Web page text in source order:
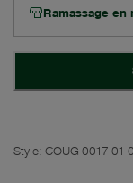
Ramassage en
Style: COUG-0017-01-0